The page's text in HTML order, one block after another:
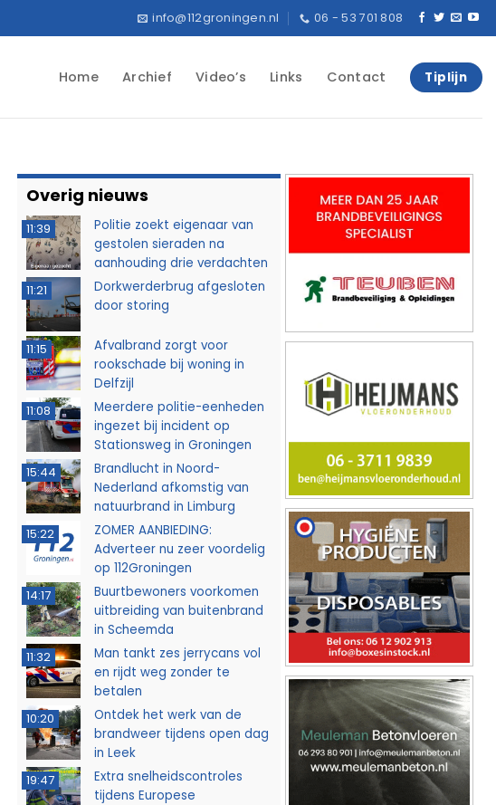
info@112groningen.nl 06 - 53 701 808
Home Archief Video’s Links Contact Tiplijn
Overig nieuws
11:39
Politie zoekt eigenaar van
gestolen sieraden na
aanhouding drie verdachten
11:21
Dorkwerderbrug afgesloten
door storing
11:15
Afvalbrand zorgt voor
rookschade bij woning in
Delfzijl
11:08
Meerdere politie-eenheden
ingezet bij incident op
Stationsweg in Groningen
15:44
Brandlucht in Noord-
Nederland afkomstig van
natuurbrand in Limburg
15:22
ZOMER AANBIEDING:
Adverteer nu zeer voordelig
op 112Groningen
14:17
Buurtbewoners voorkomen
uitbreiding van buitenbrand
in Scheemda
11:32
Man tankt zes jerrycans vol
en rijdt weg zonder te
betalen
10:20
Ontdek het werk van de
brandweer tijdens open dag
in Leek
19:47
Extra snelheidscontroles
tijdens Europese